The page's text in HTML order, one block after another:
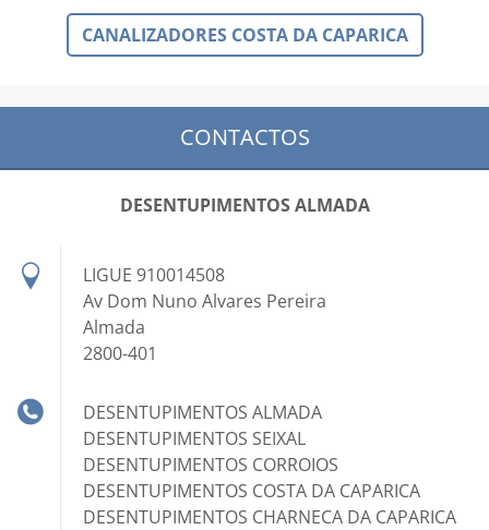
CANALIZADORES COSTA DA CAPARICA
CONTACTOS
DESENTUPIMENTOS ALMADA
LIGUE 910014508
Av Dom Nuno Alvares Pereira
Almada
2800-401
DESENTUPIMENTOS ALMADA
DESENTUPIMENTOS SEIXAL
DESENTUPIMENTOS CORROIOS
DESENTUPIMENTOS COSTA DA CAPARICA
DESENTUPIMENTOS CHARNECA DA CAPARICA